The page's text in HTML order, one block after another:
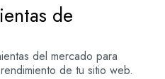
de
del mercado para
de tu sitio web.